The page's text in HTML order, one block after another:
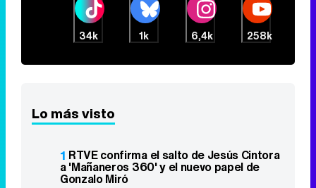
34k 1k 6,4k 258k
Lo más visto
1 RTVE confirma el salto de Jesús Cintora
a 'Mañaneros 360' y el nuevo papel de
Gonzalo Miró